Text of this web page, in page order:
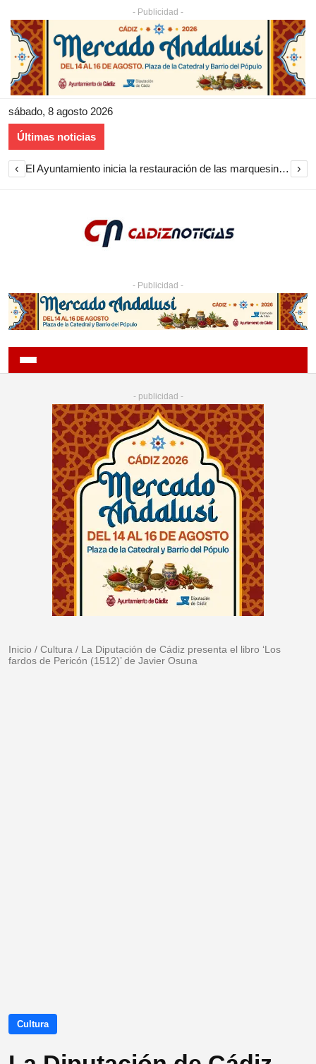
- Publicidad -
sábado, 8 agosto 2026
Últimas noticias
‹ El Ayuntamiento inicia la restauración de las marquesinas de Plaza Esteve para volver a instalarlas en el centro de Jerez ›
- Publicidad -
- publicidad -
Inicio / Cultura / La Diputación de Cádiz presenta el libro ‘Los
fardos de Pericón (1512)’ de Javier Osuna
Cultura